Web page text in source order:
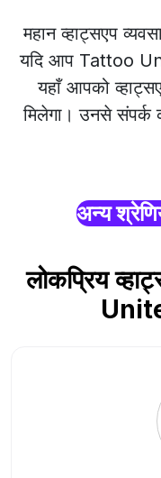
महान व्हाट्सएप
यदि आप Tattoo
यहाँ आपको
मिलेगा। उनसे
अन्य
लोकप्रिय